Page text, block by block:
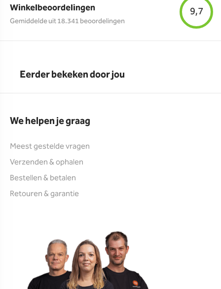
Winkelbeoordelingen
Gemiddelde uit 18.341 beoordelingen
9,7
Eerder bekeken door jou
We helpen je graag
Meest gestelde vragen
Verzenden & ophalen
Bestellen & betalen
Retouren & garantie